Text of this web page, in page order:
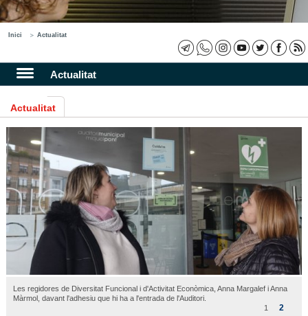
Inici Actualitat
Actualitat
Actualitat
Les regidores de Diversitat Funcional i d'Activitat Econòmica, Anna Margalef i Anna
Màrmol, davant l'adhesiu que hi ha a l'entrada de l'Auditori.
1
2